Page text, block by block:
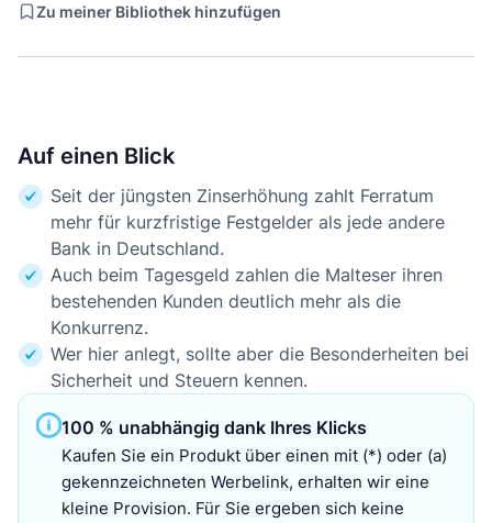
Zu meiner Bibliothek hinzufügen
Auf einen Blick
Seit der jüngsten Zinserhöhung zahlt Ferratum
mehr für kurzfristige Festgelder als jede andere
Bank in Deutschland.
Auch beim Tagesgeld zahlen die Malteser ihren
bestehenden Kunden deutlich mehr als die
Konkurrenz.
Wer hier anlegt, sollte aber die Besonderheiten bei
Sicherheit und Steuern kennen.
100 % unabhängig dank Ihres Klicks
Kaufen Sie ein Produkt über einen mit (*) oder (a)
gekennzeichneten Werbelink, erhalten wir eine
kleine Provision. Für Sie ergeben sich keine